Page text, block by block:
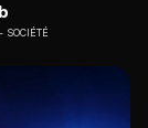
SOCIÉTÉ